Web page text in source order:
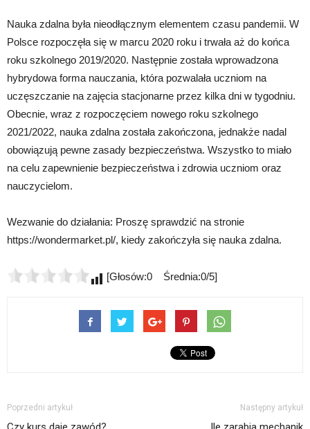
Nauka zdalna była nieodłącznym elementem czasu pandemii. W
Polsce rozpoczęła się w marcu 2020 roku i trwała aż do końca
roku szkolnego 2019/2020. Następnie została wprowadzona
hybrydowa forma nauczania, która pozwalała uczniom na
uczęszczanie na zajęcia stacjonarne przez kilka dni w tygodniu.
Obecnie, wraz z rozpoczęciem nowego roku szkolnego
2021/2022, nauka zdalna została zakończona, jednakże nadal
obowiązują pewne zasady bezpieczeństwa. Wszystko to miało
na celu zapewnienie bezpieczeństwa i zdrowia uczniom oraz
nauczycielom.
Wezwanie do działania: Proszę sprawdzić na stronie
https://wondermarket.pl/, kiedy zakończyła się nauka zdalna.
[Głosów:0 Średnia:0/5]
Poprzedni artykuł Następny artykuł